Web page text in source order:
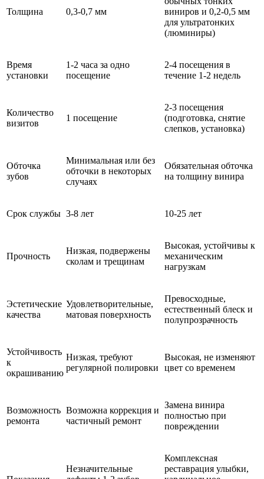
Толщина 0,3-0,7 мм
виниров и 0,2-0,5 мм
для ультратонких
(люминиры)
Время
установки
1-2 часа за одно
посещение
2-4 посещения в
течение 1-2 недель
Количество
визитов
1 посещение
2-3 посещения
(подготовка, снятие
слепков, установка)
Обточка
зубов
Минимальная или без
обточки в некоторых
случаях
Обязательная обточка
на толщину винира
Срок службы 3-8 лет 10-25 лет
Прочность
Низкая, подвержены
сколам и трещинам
Высокая, устойчивы к
механическим
нагрузкам
Эстетические
качества
Удовлетворительные,
матовая поверхность
Превосходные,
естественный блеск и
полупрозрачность
Устойчивость
к
окрашиванию
Низкая, требуют
регулярной полировки
Высокая, не изменяют
цвет со временем
Возможность
ремонта
Возможна коррекция и
частичный ремонт
Замена винира
полностью при
повреждении
Незначительные
Комплексная
реставрация улыбки,